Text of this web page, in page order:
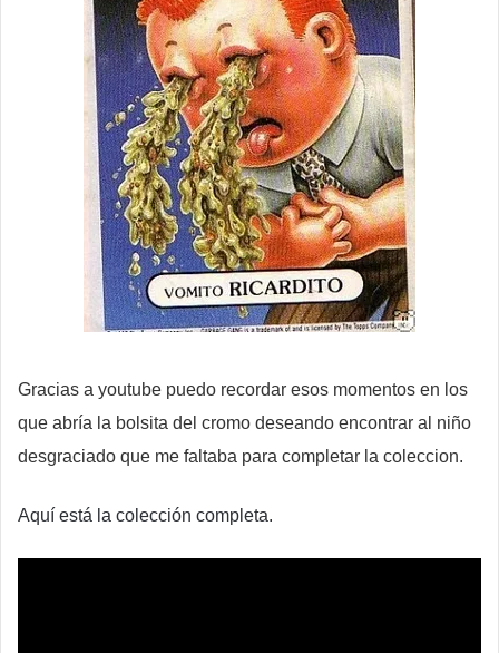
Gracias a youtube puedo recordar esos momentos en los
que abría la bolsita del cromo deseando encontrar al niño
desgraciado que me faltaba para completar la coleccion.
Aquí está la colección completa.